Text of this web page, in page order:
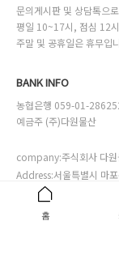
홈
문의게시판 및 상담톡으
평일 10~17시, 점심 12
주말 및 공휴일은 휴무입
BANK INFO
농협은행 059-01-
예금주 (주)다원물산
company:주식회사 다
Address:서울특별시 마
Online sales license:
Business license:111-